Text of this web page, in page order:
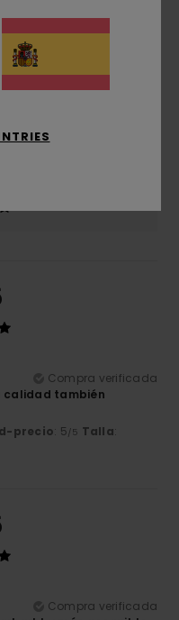
precio
Compra verificada
calidad también
precio: 5/5 Talla:
Compra verificada